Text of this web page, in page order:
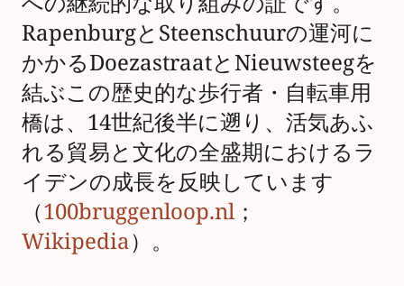
RapenburgとSteenschuurの運河に
かかるDoezastraatとNieuwsteegを
結ぶこの歴史的な歩行者・自転車用
橋は、14世紀後半に遡り、活気あふ
れる貿易と文化の全盛期におけるラ
イデンの成長を反映しています
（100bruggenloop.nl ；
Wikipedia）。